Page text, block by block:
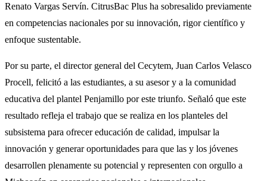
Renato Vargas Servín. CitrusBac Plus ha sobresalido previamente
en competencias nacionales por su innovación, rigor científico y
enfoque sustentable.
Por su parte, el director general del Cecytem, Juan Carlos Velasco
Procell, felicitó a las estudiantes, a su asesor y a la comunidad
educativa del plantel Penjamillo por este triunfo. Señaló que este
resultado refleja el trabajo que se realiza en los planteles del
subsistema para ofrecer educación de calidad, impulsar la
innovación y generar oportunidades para que las y los jóvenes
desarrollen plenamente su potencial y representen con orgullo a